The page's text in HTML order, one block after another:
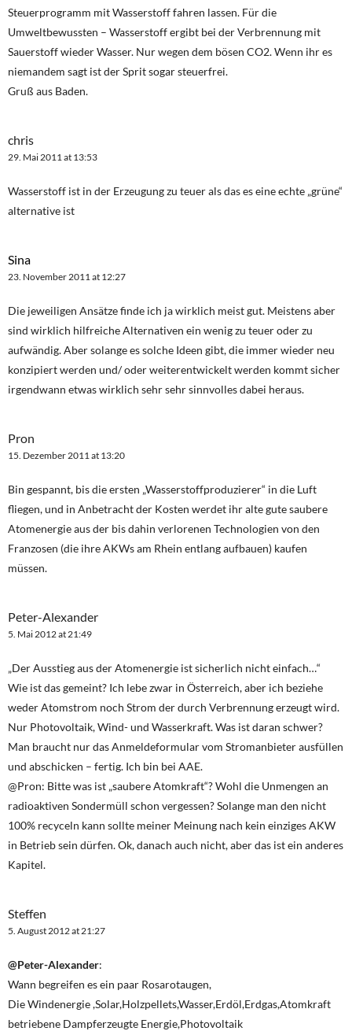
Steuerprogramm mit Wasserstoff fahren lassen. Für die
Umweltbewussten – Wasserstoff ergibt bei der Verbrennung mit
Sauerstoff wieder Wasser. Nur wegen dem bösen CO2. Wenn ihr es
niemandem sagt ist der Sprit sogar steuerfrei.
Gruß aus Baden.
chris
29. Mai 2011 at 13:53
Wasserstoff ist in der Erzeugung zu teuer als das es eine echte „grüne“
alternative ist
Sina
23. November 2011 at 12:27
Die jeweiligen Ansätze finde ich ja wirklich meist gut. Meistens aber
sind wirklich hilfreiche Alternativen ein wenig zu teuer oder zu
aufwändig. Aber solange es solche Ideen gibt, die immer wieder neu
konzipiert werden und/ oder weiterentwickelt werden kommt sicher
irgendwann etwas wirklich sehr sehr sinnvolles dabei heraus.
Pron
15. Dezember 2011 at 13:20
Bin gespannt, bis die ersten „Wasserstoffproduzierer“ in die Luft
fliegen, und in Anbetracht der Kosten werdet ihr alte gute saubere
Atomenergie aus der bis dahin verlorenen Technologien von den
Franzosen (die ihre AKWs am Rhein entlang aufbauen) kaufen
müssen.
Peter-Alexander
5. Mai 2012 at 21:49
„Der Ausstieg aus der Atomenergie ist sicherlich nicht einfach…“
Wie ist das gemeint? Ich lebe zwar in Österreich, aber ich beziehe
weder Atomstrom noch Strom der durch Verbrennung erzeugt wird.
Nur Photovoltaik, Wind- und Wasserkraft. Was ist daran schwer?
Man braucht nur das Anmeldeformular vom Stromanbieter ausfüllen
und abschicken – fertig. Ich bin bei AAE.
@Pron: Bitte was ist „saubere Atomkraft“? Wohl die Unmengen an
radioaktiven Sondermüll schon vergessen? Solange man den nicht
100% recyceln kann sollte meiner Meinung nach kein einziges AKW
in Betrieb sein dürfen. Ok, danach auch nicht, aber das ist ein anderes
Kapitel.
Steffen
5. August 2012 at 21:27
@Peter-Alexander:
Wann begreifen es ein paar Rosarotaugen,
Die Windenergie ,Solar,Holzpellets,Wasser,Erdöl,Erdgas,Atomkraft
betriebene Dampferzeugte Energie,Photovoltaik